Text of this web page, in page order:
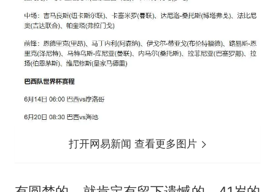
打开网易新闻 查看更多图片